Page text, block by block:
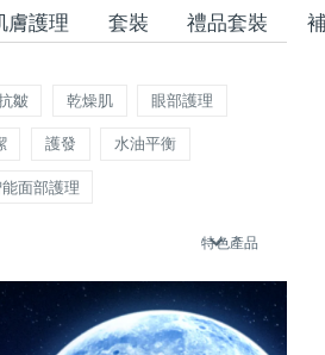
膚護理 套裝 禮品套裝
皺 乾燥肌 眼部護理
護發 水油平衡
能面部護理
特色產品
暢銷產品
預計送達日期8/15/26
預計送達日期8/15/26
預計送達日期8/12/26